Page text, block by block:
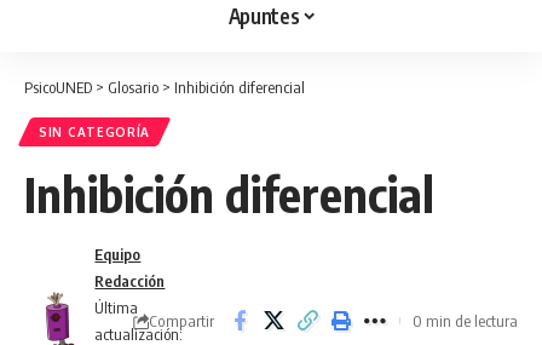
Apuntes
PsicoUNED > Glosario > Inhibición diferencial
SIN CATEGORÍA
Inhibición diferencial
Última
actualización:
Equipo
Redacción
Compartir 0 min de lectura